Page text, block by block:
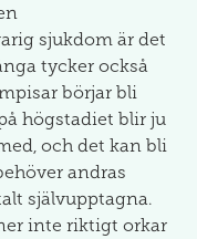
sjukdom är det
tycker också
börjar bli
högstadiet blir ju
och det kan bli
andras
självupptagna.
inte riktigt orkar